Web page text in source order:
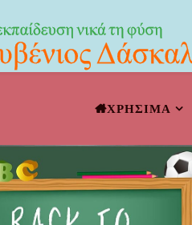
ΧΡΗΣΙΜΑ